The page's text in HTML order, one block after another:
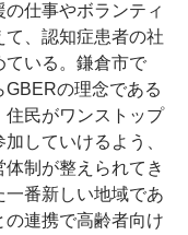
仕事やボランティ
、認知症患者の社
ている。鎌倉市で
の理念である
住民がワンストップ
していけるよう、
制が整えられてき
番新しい地域であ
の連携で高齢者向け